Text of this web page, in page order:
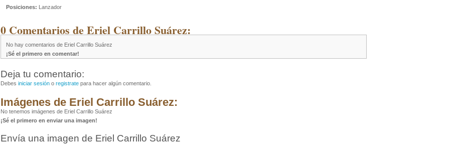
Posiciones: Lanzador
0 Comentarios de Eriel Carrillo Suárez:
No hay comentarios de Eriel Carrillo Suárez
¡Sé el primero en comentar!
Deja tu comentario:
Debes iniciar sesión o registrate para hacer algún comentario.
Imágenes de Eriel Carrillo Suárez:
No tenemos imágenes de Eriel Carrillo Suárez
¡Sé el primero en enviar una imagen!
Envía una imagen de Eriel Carrillo Suárez